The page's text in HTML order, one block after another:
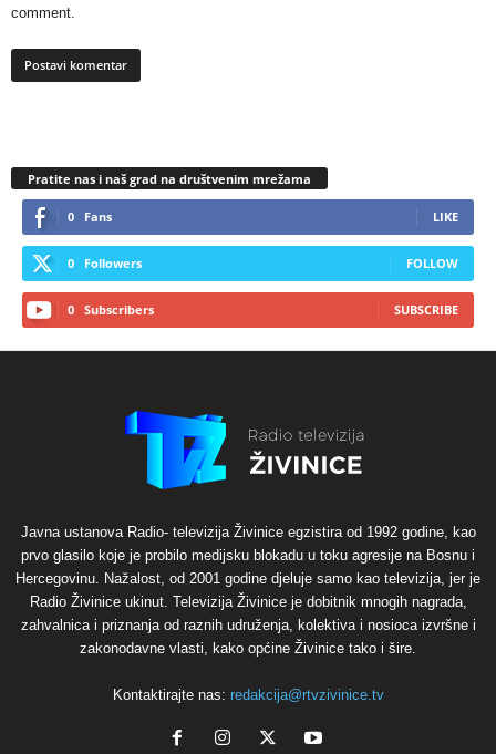
comment.
Pratite nas i naš grad na društvenim mrežama
0 Fans LIKE
0 Followers FOLLOW
0 Subscribers SUBSCRIBE
Javna ustanova Radio- televizija Živinice egzistira od 1992 godine, kao
prvo glasilo koje je probilo medijsku blokadu u toku agresije na Bosnu i
Hercegovinu. Nažalost, od 2001 godine djeluje samo kao televizija, jer je
Radio Živinice ukinut. Televizija Živinice je dobitnik mnogih nagrada,
zahvalnica i priznanja od raznih udruženja, kolektiva i nosioca izvršne i
zakonodavne vlasti, kako općine Živinice tako i šire.
Kontaktirajte nas: redakcija@rtvzivinice.tv